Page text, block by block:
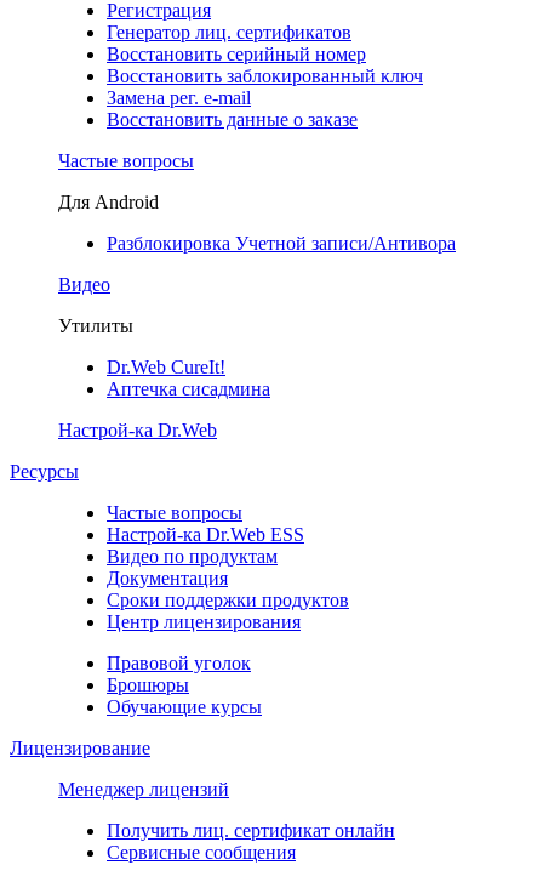
Регистрация
Генератор лиц. сертификатов
Восстановить серийный номер
Восстановить заблокированный ключ
Замена рег. e-mail
Восстановить данные о заказе
Частые вопросы
Для Android
Разблокировка Учетной записи/Антивора
Видео
Утилиты
Dr.Web CureIt!
Аптечка сисадмина
Настрой-ка Dr.Web
Ресурсы
Частые вопросы
Настрой-ка Dr.Web ESS
Видео по продуктам
Документация
Сроки поддержки продуктов
Центр лицензирования
Правовой уголок
Брошюры
Обучающие курсы
Лицензирование
Менеджер лицензий
Получить лиц. сертификат онлайн
Сервисные сообщения